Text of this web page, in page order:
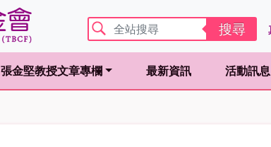
搜尋
張金堅教授文章專欄
最新資訊 活動訊息